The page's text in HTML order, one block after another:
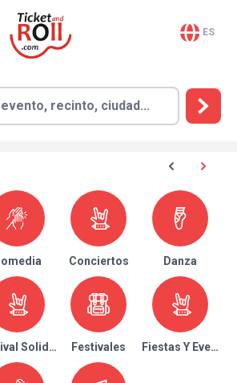
ES
Conciertos Danza
Solidario Festivales Fiestas Y Eventos